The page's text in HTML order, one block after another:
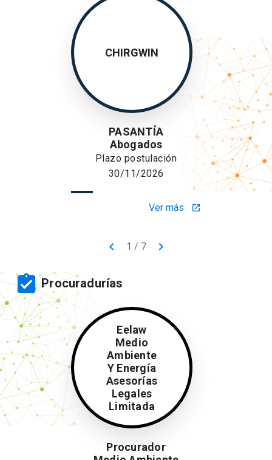
CHIRGWIN
PASANTÍA
Abogados
Plazo postulación
30/11/2026
Ver más launch
keyboard_arrow_left 1 / 7 keyboard_arrow_right
assignment_turned_inProcuradurías
Eelaw
Medio
Ambiente
Y Energía
Asesorías
Legales
Limitada
Procurador